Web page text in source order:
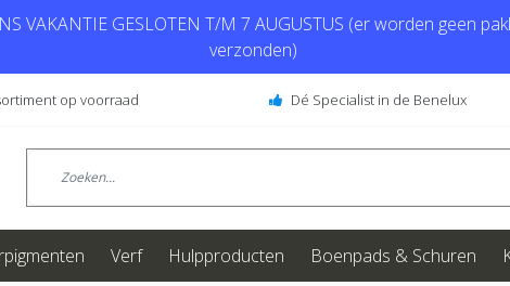
VAKANTIE GESLOTEN T/M 7 AUGUSTUS (er worden geen
verzonden)
op voorraad Dé Specialist in de Benelux
Verf Hulpproducten Boenpads & Schuren